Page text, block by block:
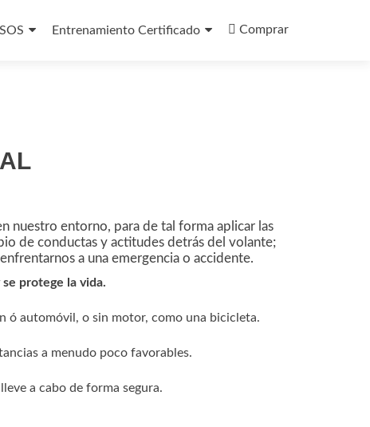
Entrenamiento Certificado Comprar
nuestro entorno, para de tal forma aplicar las
de conductas y actitudes detrás del volante;
a una emergencia o accidente.
protege la vida.
ó automóvil, o sin motor, como una bicicleta.
a menudo poco favorables.
a cabo de forma segura.